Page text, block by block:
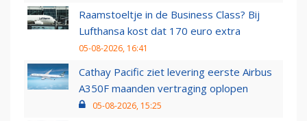
Raamstoeltje in de Business Class? Bij
Lufthansa kost dat 170 euro extra
05-08-2026, 16:41
Cathay Pacific ziet levering eerste Airbus
A350F maanden vertraging oplopen
05-08-2026, 15:25